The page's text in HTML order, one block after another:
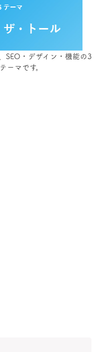
SEO・デザイン・機能の3
ーマです。